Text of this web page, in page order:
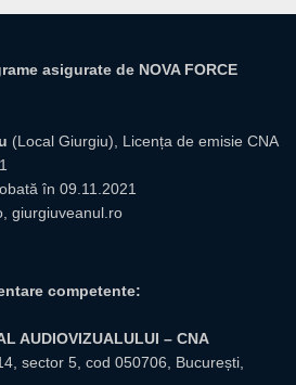
asigurate de NOVA FORCE
(Local Giurgiu), Licența de emisie CNA
în 09.11.2021
giurgiuveanul.ro
competente:
AUDIOVIZUALULUI – CNA
sector 5, cod 050706, București,